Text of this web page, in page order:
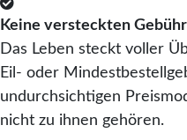
Keine versteckten
Das Leben steckt voller
Eil- oder
undurchsichtigen
nicht zu ihnen gehören.